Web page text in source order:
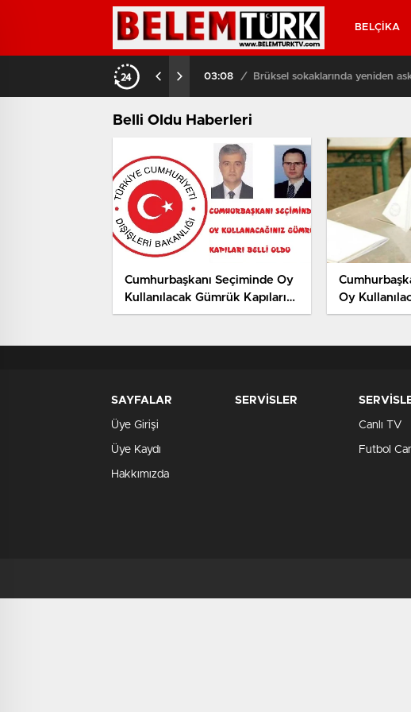
BELÇIKA
03:08 / Brüksel sokaklarında yeniden
Belli Oldu Haberleri
Cumhurbaşkanı Seçiminde Oy
Kullanılacak Gümrük Kapıları
Belli Oldu
Oy Kullanılacak Yerler Belli
Oldu
SAYFALAR
Üye Girişi
Üye Kaydı
Hakkımızda
SERVİSLER
Canlı TV
Futbol